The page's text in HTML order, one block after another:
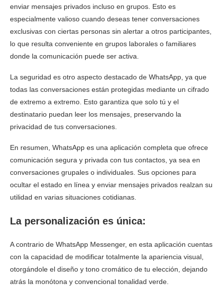
enviar mensajes privados incluso en grupos. Esto es
especialmente valioso cuando deseas tener conversaciones
exclusivas con ciertas personas sin alertar a otros participantes,
lo que resulta conveniente en grupos laborales o familiares
donde la comunicación puede ser activa.
La seguridad es otro aspecto destacado de WhatsApp, ya que
todas las conversaciones están protegidas mediante un cifrado
de extremo a extremo. Esto garantiza que solo tú y el
destinatario puedan leer los mensajes, preservando la
privacidad de tus conversaciones.
En resumen, WhatsApp es una aplicación completa que ofrece
comunicación segura y privada con tus contactos, ya sea en
conversaciones grupales o individuales. Sus opciones para
ocultar el estado en línea y enviar mensajes privados realzan su
utilidad en varias situaciones cotidianas.
La personalización es única:
A contrario de WhatsApp Messenger, en esta aplicación cuentas
con la capacidad de modificar totalmente la apariencia visual,
otorgándole el diseño y tono cromático de tu elección, dejando
atrás la monótona y convencional tonalidad verde.